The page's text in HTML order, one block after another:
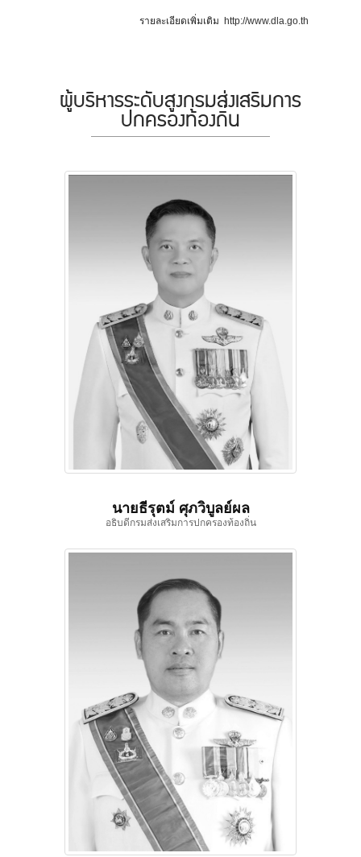
รายละเอียดเพิ่มเติม http://www.dla.go.th
ผู้บริหารระดับสูงกรมส่งเสริมการ
ปกครองท้องถิ่น
นายธีรุตม์ ศุภวิบูลย์ผล
อธิบดีกรมส่งเสริมการปกครองท้องถิ่น